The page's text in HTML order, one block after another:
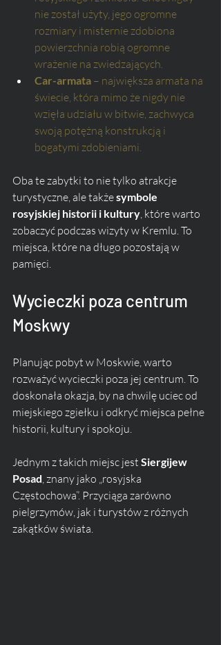
nie został użyty, jego ogromne
rozmiary i misternie zdobiona
powierzchnia robią ogromne
wrażenie na zwiedzających.
Car-armata – największa armata na
świecie, która mimo że nigdy nie
wzięła udziału w bitwie, zachwyca
swoją potężną konstrukcją i
bogatymi zdobieniami.
Oba te zabytki to nie tylko atrakcje
turystyczne, ale także symbole
rosyjskiej historii i kultury, które warto
zobaczyć podczas wizyty w Kremlu. To
miejsca, które na długo pozostają w
pamięci.
Wycieczki poza centrum
Moskwy
Planując pobyt w Moskwie, warto
rozważyć wycieczki poza jej centrum. To
doskonała okazja, by na chwilę uciec od
miejskiego zgiełku i odkryć miejsca pełne
historii, kultury i spokoju.
Jednym z takich miejsc jest Siergijew
Posad, znany jako „rosyjska
Częstochowa”. Przyciąga zarówno
pielgrzymów, jak i turystów z różnych
zakątków świata.